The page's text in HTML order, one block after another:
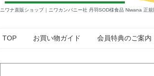
ニワナ直販ショップ｜ニワカンパニー社 丹羽SOD様食品 Niwana 正
TOP お買い物ガイド 会員特典のご案内